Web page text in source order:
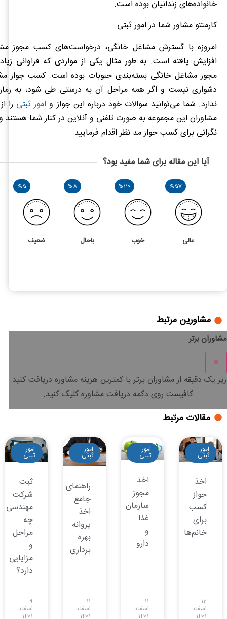
خانواده‌های زندانیان بوده است.
کارمنتو مشاور شما در امور ثبتی
امروزه با گسترش مشاغل خانگی، درخواست‌های کسب مجوز
افزایش یافته‌ است. به طور مثال یکی از مواردی که فراوانی
مجوز مشاغل خانگی بسته‌بندی حبوبات بوده است. کسب جواز
دشواری نیست و اگر همه مراحل آن به درستی طی شود، به
ندارد. شما می‌توانید سوالات خود درباره این جواز و امور ثبتی را
مشاوران این مجموعه به صورت تلفنی و آنلاین در کنار شما هستند
نگرانی برای کسب جواز مد نظر اقدام فرمایید.
آیا این مقاله برای شما مفید بود؟
%57
عالی
%20
خوب
%8
باحال
%5
ضعیف
مشاورین مرتبط
مشاوران برتر
×
زیر یک دقیقه از مشاوران برتر باکمترین هزینه مشاوره دریافت کنید.
کافیست روی دکمه دریافت مشاوره کلیک کنید.
مقالات مرتبط
امور
ثبتی
اخذ
جواز
کسب
برای
خانم‌ها
12
اسفند
1401
امور
ثبتی
اخذ
مجوز
سازمان
غذا
و
دارو
11
اسفند
1401
امور
ثبتی
راهنمای
جامع
اخذ
پروانه
بهره
برداری
11
اسفند
1401
امور
ثبتی
ثبت
شرکت
مهندسی
چه
مراحل
و
مزایایی
دارد؟
9
اسفند
1401